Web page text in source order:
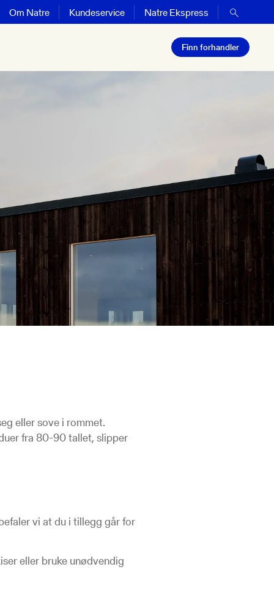
Om Natre Kundeservice Natre Ekspress
Finn forhandler
eller sove i rommet.
fra 80-90 tallet, slipper
vi at du i tillegg går for
eller bruke unødvendig